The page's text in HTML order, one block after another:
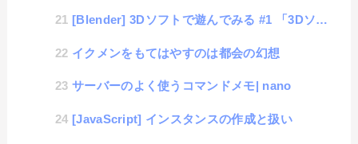
[Blender] 3Dソフトで遊んでみる #1 「3Dソフトの思い出とインストール」
イクメンをもてはやすのは都会の幻想
サーバーのよく使うコマンドメモ| nano
[JavaScript] インスタンスの作成と扱い